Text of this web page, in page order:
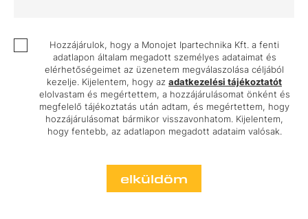
Hozzájárulok, hogy a Monojet Ipartechnika Kft. a fenti
adatlapon általam megadott személyes adataimat és
elérhetőségeimet az üzenetem megválaszolása céljából
kezelje. Kijelentem, hogy az adatkezelési tájékoztatót
elolvastam és megértettem, a hozzájárulásomat önként és
megfelelő tájékoztatás után adtam, és megértettem, hogy
hozzájárulásomat bármikor visszavonhatom. Kijelentem,
hogy fentebb, az adatlapon megadott adataim valósak.
elküldöm